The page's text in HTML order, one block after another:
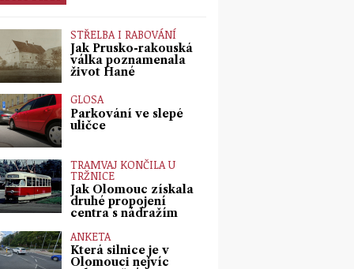
STŘELBA I RABOVÁNÍ
Jak Prusko-rakouská
válka poznamenala
život Hané
GLOSA
Parkování ve slepé
uličce
TRAMVAJ KONČILA U
TRŽNICE
Jak Olomouc získala
druhé propojení
centra s nádražím
ANKETA
Která silnice je v
Olomouci nejvíc